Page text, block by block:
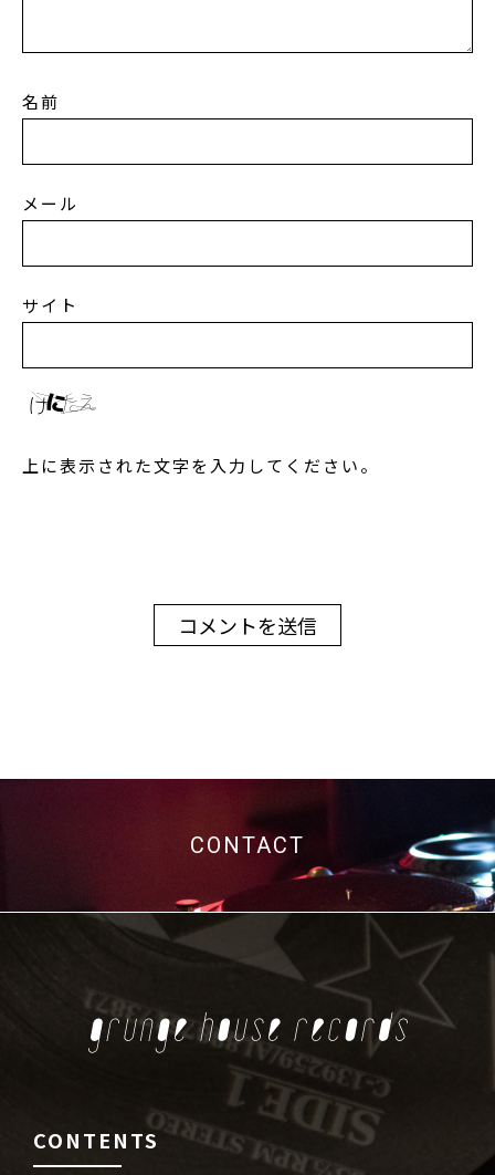
名前
メール
サイト
上に表示された文字を入力してください。
CONTACT
CONTENTS